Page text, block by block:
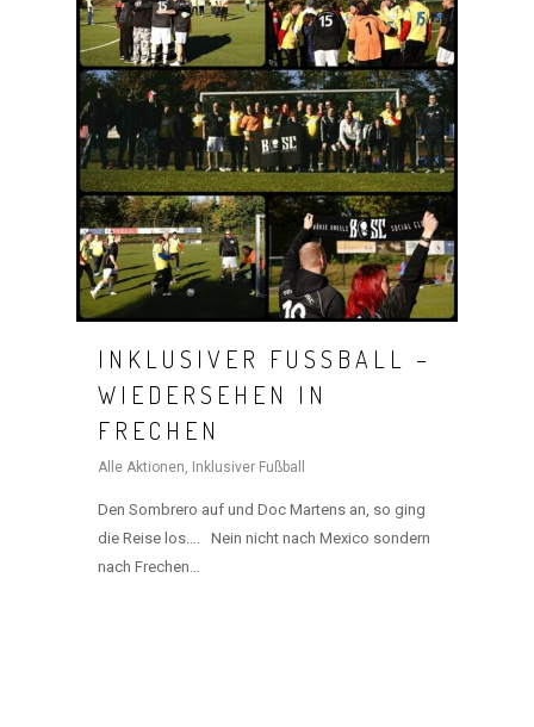
INKLUSIVER FUSSBALL – W
IEDERSEHEN IN F
RECHEN
Alle Aktionen, Inklusiver Fußball
Den Sombrero auf und Doc Martens an, so ging
die Reise los…. Nein nicht nach Mexico sondern
nach Frechen…